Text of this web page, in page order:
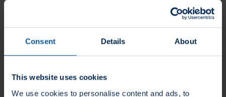
Consent Details About
This website uses cookies
We use cookies to personalise content and ads, to
Certifiering enligt ISO 14001:2018
Vi tar även ansvar inom miljöledning: vårt miljöledningssystem
uppfyller kraven i DIN EN ISO 14001:2015 och granskas
regelbundet av oberoende certifieringsorgan.